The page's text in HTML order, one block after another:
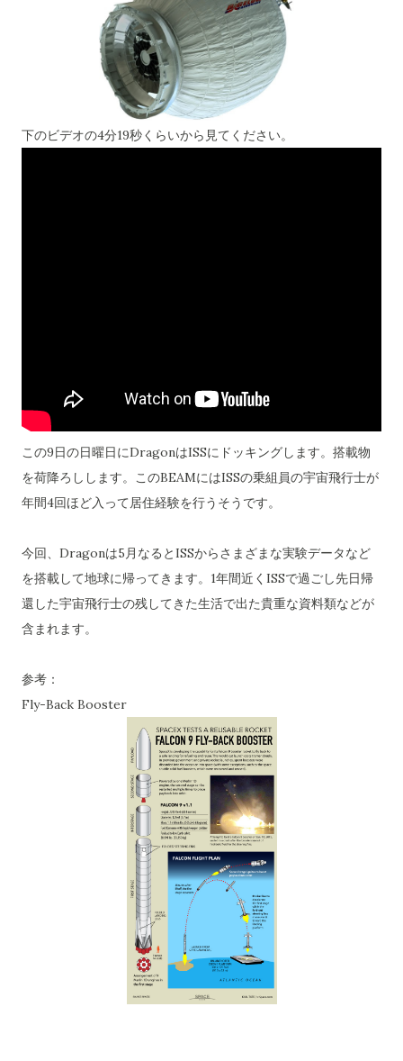
下のビデオの4分19秒くらいから見てください。
この9日の日曜日にDragonはISSにドッキングします。搭載物
を荷降ろしします。このBEAMにはISSの乗組員の宇宙飛行士が
年間4回ほど入って居住経験を行うそうです。
今回、Dragonは5月なるとISSからさまざまな実験データなど
を搭載して地球に帰ってきます。1年間近くISSで過ごし先日帰
還した宇宙飛行士の残してきた生活で出た貴重な資料類などが
含まれます。
参考：
Fly-Back Booster